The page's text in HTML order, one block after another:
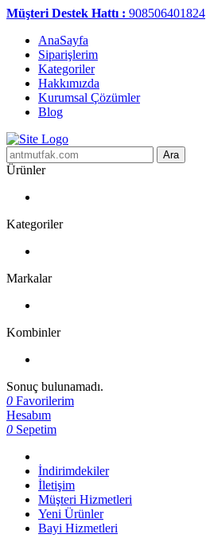
Müşteri Destek Hattı : 908506401824
AnaSayfa
Siparişlerim
Kategoriler
Hakkımızda
Kurumsal Çözümler
Blog
Ara
Ürünler
Kategoriler
Markalar
Kombinler
Sonuç bulunamadı.
0 Favorilerim
Hesabım
0 Sepetim
İndirimdekiler
İletişim
Müşteri Hizmetleri
Yeni Ürünler
Bayi Hizmetleri